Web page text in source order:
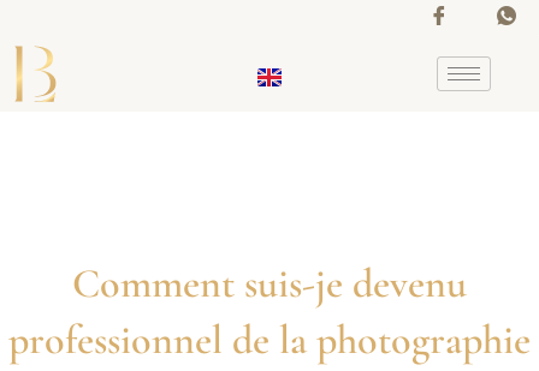
contenu
Comment suis-je devenu
professionnel de la photographie